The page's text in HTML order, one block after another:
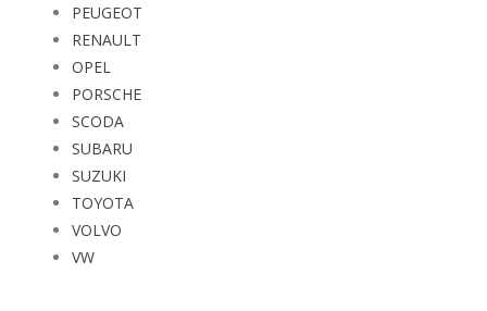
PEUGEOT
RENAULT
OPEL
PORSCHE
SCODA
SUBARU
SUZUKI
TOYOTA
VOLVO
VW